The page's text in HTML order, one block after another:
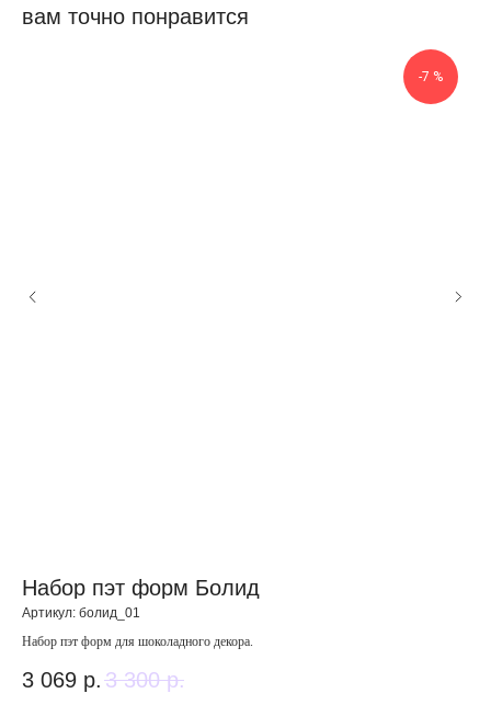
вам точно понравится
-7 %
Набор пэт форм Болид
Артикул: болид_01
Набор пэт форм для шоколадного декора.
3 069 р. 3 300 р.